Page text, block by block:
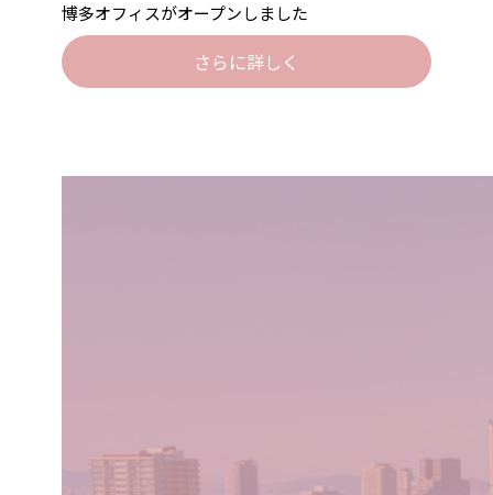
博多オフィスがオープンしました
さらに詳しく